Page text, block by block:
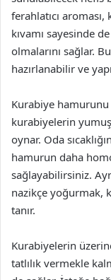
ferahlatıcı
kıvamı sayesinde
olmalarını sağlar.
hazırlanabilir ve
Kurabiye hamurunu
kurabiyelerin
oynar. Oda
hamurun daha
sağlayabilirsiniz.
nazikçe yoğurmak,
tanır.
Kurabiyelerin
tatlılık vermekle